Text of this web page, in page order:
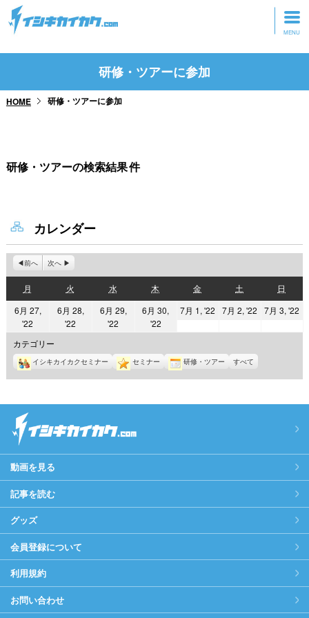
トップページ
研修・ツアーに参加
研修・ツアーに参加
HOME 研修・ツアーに参加
研修・ツアーの検索結果件
カレンダー
前へ 次へ
月
曜
日
火
曜
日
水水
曜
日
木
曜
日
金金
曜
日
土
曜
日
日
曜
日
6月 27,
'22
年
6
月
27
6月 28,
'22
6
月
28
6月 29,
'22
6
月
29
6月 30,
'222022
6
月
30
7月 1, '22
2022
月
日
7月 2, '22
2022
月
日
7月 3, '22
日
カテゴリー
イシキカイカクセミナー セミナー 研修・ツアー すべて
動画を見る
記事を読む
グッズ
会員登録について
利用規約
お問い合わせ